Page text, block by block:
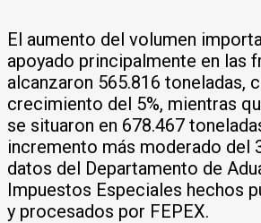
El aumento del volumen
apoyado principalmente en las
alcanzaron 565.816 toneladas,
crecimiento del 5%, mientras
se situaron en 678.467
incremento más moderado del
datos del Departamento de
Impuestos Especiales hechos
y procesados por FEPEX.